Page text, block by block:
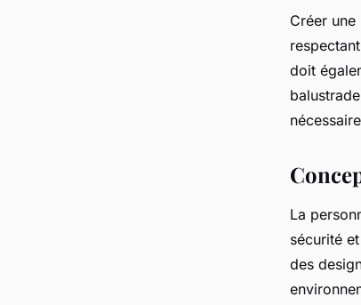
Créer votre
et sécurité sur
4 min de lecture
Créer
doit
La
sécurité
des